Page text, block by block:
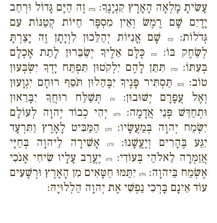
עָשִׂיתָ מָלְאָה הָאָרֶץ קִנְיָנֶךָ:
{כה}
זֶה הַיָּם גָּדוֹל וּרְחַב
יָדָיִם שָׁם רֶמֶשׂ וְאֵין מִסְפָּר חַיּוֹת קְטַנּוֹת עִם
גְּדֹלוֹת:{כו}
שָׁם אֳנִיּוֹת יְהַלֵּכוּן לִוְיָתָן זֶה יָצַרְתָּ
לְשַׂחֶק בּוֹ:
{כז}כֻּלָּם אֵלֶיךָ יְשַׂבֵּרוּן לָתֵת אָכְלָם
בְּעִתּוֹ:
{כח}
תִּתֵּן לָהֶם יִלְקֹטוּן תִּפְתַּח יָדְךָ יִשְׂבְּעוּן
טוֹב:
{כט}תַּסְתִּיר פָּנֶיךָ יִבָּהֵלוּן תֹּסֵף רוּחָם יִגְוָעוּן
וְאֶל עֲפָרָם יְשׁוּבוּן:
{ל}
תְּשַׁלַּח רוּחֲךָ יִבָּרֵאוּן
וּתְחַדֵּשׁ פְּנֵי אֲדָמָה:
{לא}
יְהִי כְבוֹד יְהוָה לְעוֹלָם
יִשְׂמַח יְהוָה בְּמַעֲשָׂיו:
{לב}
הַמַּבִּיט לָאָרֶץ וַתִּרְעָד
יִגַּע בֶּהָרִים וְיֶעֱשָׁנוּ:
{לג}
אָשִׁירָה לַיהוָה בְּחַיָּי
אֲזַמְּרָה לֵאלֹהַי בְּעוֹדִי:{לד}
יֶעֱרַב עָלָיו שִׂיחִי אָנֹכִי
אֶשְׂמַח בַּיהוָה:
{לה} יִתַּמּוּ חַטָּאִים מִן הָאָרֶץ וּרְשָׁעִים
עוֹד אֵינָם בָּרְכִי נַפְשִׁי אֶת יְהוָה הַלְלוּיָהּ: